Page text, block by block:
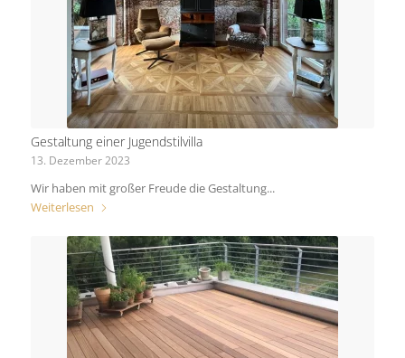
Gestaltung einer Jugendstilvilla
13. Dezember 2023
Wir haben mit großer Freude die Gestaltung...
Weiterlesen